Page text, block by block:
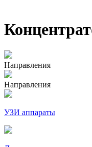
Направления
Направления
УЗИ аппараты